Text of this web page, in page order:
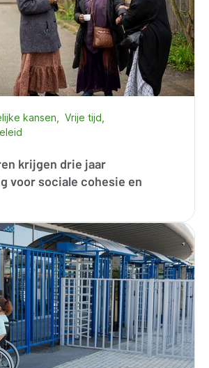
krijgen drie jaar
voor sociale cohesie en
kansen
Vrije tijd